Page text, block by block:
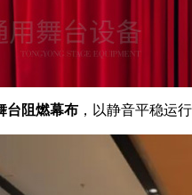
台阻燃幕布 ，以静音平稳运